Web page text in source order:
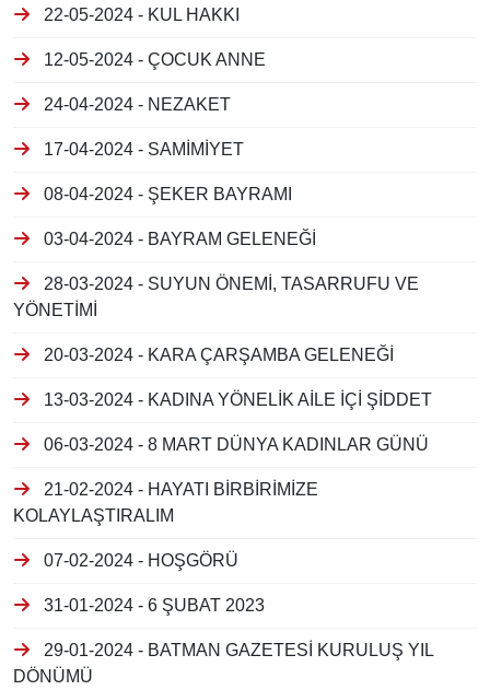
22-05-2024 - KUL HAKKI
12-05-2024 - ÇOCUK ANNE
24-04-2024 - NEZAKET
17-04-2024 - SAMİMİYET
08-04-2024 - ŞEKER BAYRAMI
03-04-2024 - BAYRAM GELENEĞİ
28-03-2024 - SUYUN ÖNEMİ, TASARRUFU VE
YÖNETİMİ
20-03-2024 - KARA ÇARŞAMBA GELENEĞİ
13-03-2024 - KADINA YÖNELİK AİLE İÇİ ŞİDDET
06-03-2024 - 8 MART DÜNYA KADINLAR GÜNÜ
21-02-2024 - HAYATI BİRBİRİMİZE
KOLAYLAŞTIRALIM
07-02-2024 - HOŞGÖRÜ
31-01-2024 - 6 ŞUBAT 2023
29-01-2024 - BATMAN GAZETESİ KURULUŞ YIL
DÖNÜMÜ